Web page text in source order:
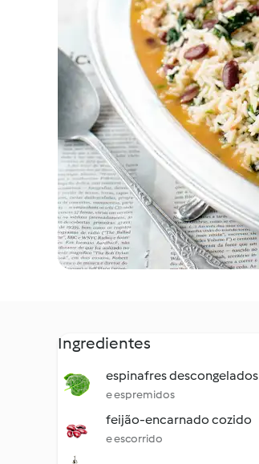
Ingredientes
espinafres descongelados
e espremidos
feijão-encarnado cozido
e escorrido